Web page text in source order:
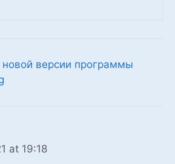
версии программы
at 19:18